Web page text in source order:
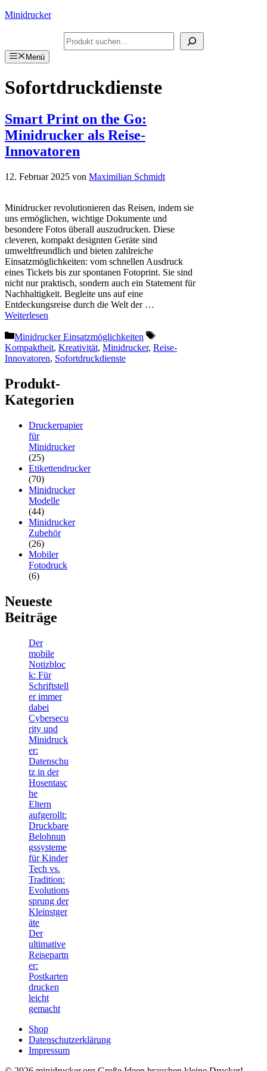
Zum
Minidrucker
Suchen
Menü
Sofortdruckdienste
Smart Print on the Go:
Minidrucker als Reise-
Innovatoren
12. Februar 2025 von Maximilian Schmidt
Minidrucker revolutionieren das Reisen, indem sie
uns ermöglichen, wichtige Dokumente und
besondere Fotos überall auszudrucken. Diese
cleveren, kompakt designten Geräte sind
umweltfreundlich und bieten zahlreiche
Einsatzmöglichkeiten: vom schnellen Ausdruck
eines Tickets bis zur spontanen Fotoprint. Sie sind
nicht nur praktisch, sondern auch ein Statement für
Nachhaltigkeit. Begleite uns auf eine
Entdeckungsreise durch die Welt der …
Weiterlesen
Kategorien
Minidrucker Einsatzmöglichkeiten
Schlagwörter
Kompaktheit, Kreativität, Minidrucker, Reise-
Innovatoren, Sofortdruckdienste
Produkt-
Kategorien
Druckerpapier
für
Minidrucker
(25)
Etikettendrucker
(70)
Minidrucker
Modelle
(44)
Minidrucker
Zubehör
(26)
Mobiler
Fotodruck
(6)
Neueste
Beiträge
Der
mobile
Notizbloc
k: Für
Schriftstell
er immer
dabei
Cybersecu
rity und
Minidruck
er:
Datenschu
tz in der
Hosentasc
he
Eltern
aufgerollt:
Druckbare
Belohnun
gssysteme
für Kinder
Tech vs.
Tradition:
Evolutions
sprung der
Kleinstger
äte
Der
ultimative
Reisepartn
er:
Postkarten
drucken
leicht
gemacht
Shop
Datenschutzerklärung
Impressum